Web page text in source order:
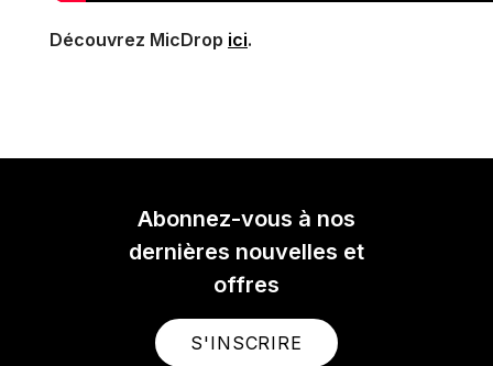
Découvrez MicDrop ici.
Abonnez-vous à nos
dernières nouvelles et
offres
S'INSCRIRE